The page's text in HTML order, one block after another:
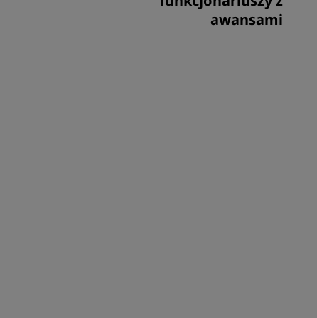
awansami